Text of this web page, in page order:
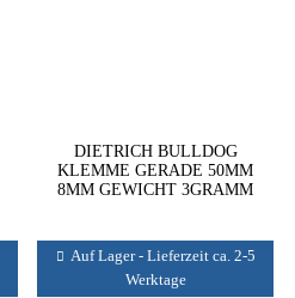
DIETRICH BULLDOG
KLEMME GERADE 50MM
8MM GEWICHT 3GRAMM
Auf Lager - Lieferzeit ca. 2-5
Werktage